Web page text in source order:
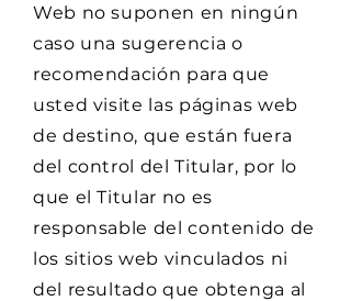
Web no suponen en ningún
caso una sugerencia o
recomendación para que
usted visite las páginas web
de destino, que están fuera
del control del Titular, por lo
que el Titular no es
responsable del contenido de
los sitios web vinculados ni
del resultado que obtenga al